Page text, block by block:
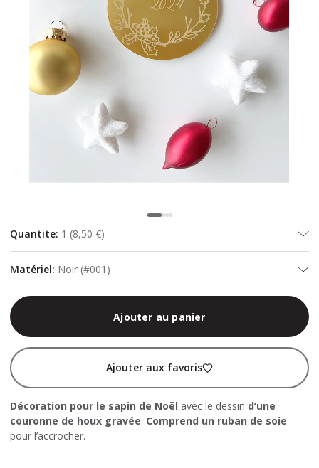
Quantite: 1 (8,50 €)
Matériel: Noir (#001)
Ajouter au panier
Ajouter aux favoris
Décoration pour le sapin de Noël avec le dessin d’une
couronne de houx gravée. Comprend un ruban de soie
pour l’accrocher.